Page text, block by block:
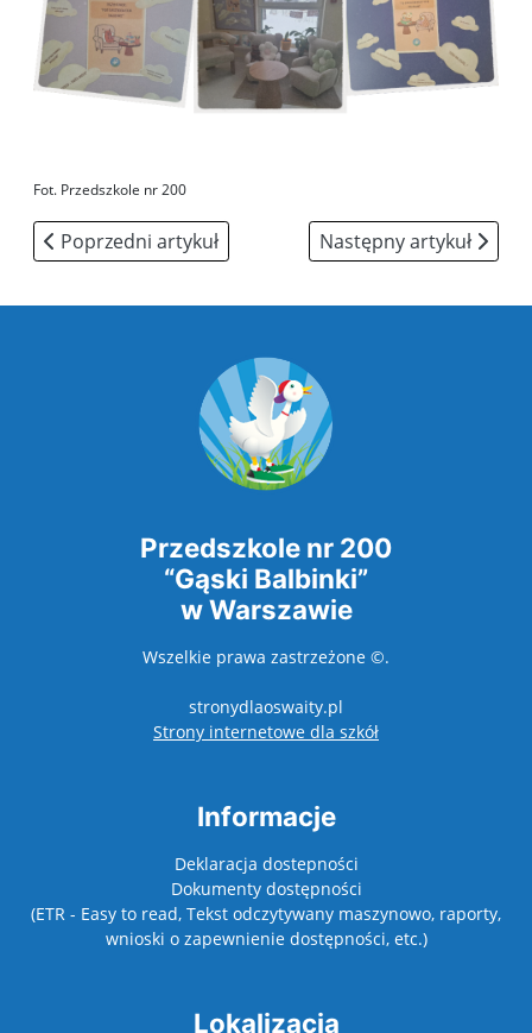
Fot. Przedszkole nr 200
Poprzedni artykuł: Dzień otwarty
Poprzedni artykuł Następny artykuł:
Następny artykuł
Przedszkole nr 200
“Gąski Balbinki”
w Warszawie
Wszelkie prawa zastrzeżone ©.
stronydlaoswaity.pl
Strony internetowe dla szkółotwiera się w
Informacje
Deklaracja dostepności
Dokumenty dostępności
(ETR - Easy to read, Tekst odczytywany maszynowo, raporty,
wnioski o zapewnienie dostępności, etc.)
Lokalizacja